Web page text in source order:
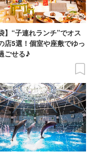
】“子連れランチ”でオス
店5選！個室や座敷でゆっ
ごせる♪